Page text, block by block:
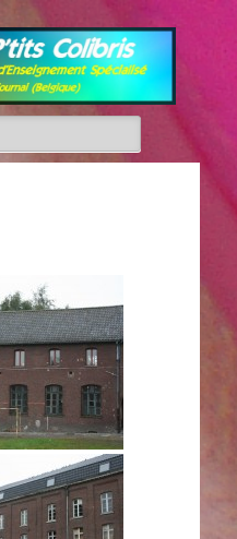
Les P'tits Colibris